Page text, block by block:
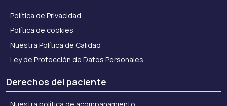
Política de Privacidad
Política de cookies
Nuestra Política de Calidad
Ley de Protección de Datos Personales
Derechos del paciente